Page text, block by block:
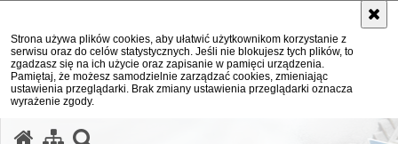
Strona używa plików cookies, aby ułatwić użytkownikom korzystanie z
serwisu oraz do celów statystycznych. Jeśli nie blokujesz tych plików, to
zgadzasz się na ich użycie oraz zapisanie w pamięci urządzenia.
Pamiętaj, że możesz samodzielnie zarządzać cookies, zmieniając
ustawienia przeglądarki. Brak zmiany ustawienia przeglądarki oznacza
wyrażenie zgody.